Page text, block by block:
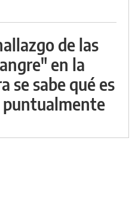
de las
en la
se sabe qué es